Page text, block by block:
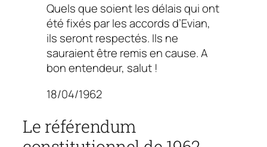
Quels que soient les délais qui ont
été fixés par les accords d’Evian,
ils seront respectés. Ils ne
sauraient être remis en cause. A
bon entendeur, salut !
18/04/1962
Le référendum